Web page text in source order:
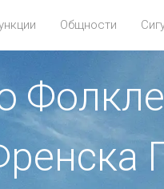
Общности